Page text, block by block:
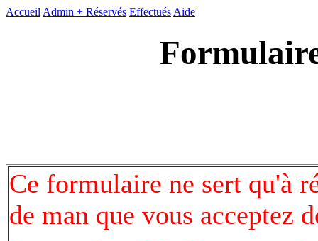
Accueil Admin + Réservés Effectués Aide
Ce formulaire ne sert qu'à
de man que vous acceptez